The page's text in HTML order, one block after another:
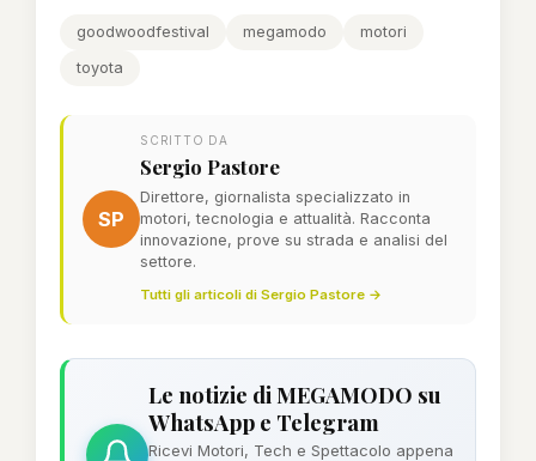
goodwoodfestival megamodo
motori
toyota
SP
SCRITTO DA
Sergio Pastore
Direttore, giornalista specializzato in
motori, tecnologia e attualità. Racconta
innovazione, prove su strada e analisi del
settore.
Tutti gli articoli di Sergio Pastore →
Le notizie di MEGAMODO su
WhatsApp e Telegram
Ricevi Motori, Tech e Spettacolo appena